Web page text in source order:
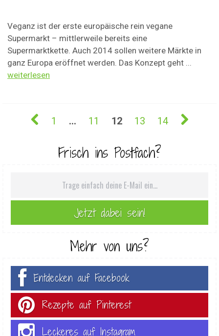
Veganz ist der erste europäische rein vegane
Supermarkt – mittlerweile bereits eine
Supermarktkette. Auch 2014 sollen weitere Märkte in
ganz Europa eröffnet werden. Das Konzept geht ...
weiterlesen
1 … 11 12 13 14
Frisch ins Postfach?
Mehr von uns?
Entdecken auf Facebook
Rezepte auf Pinterest
Leckeres auf Instagram